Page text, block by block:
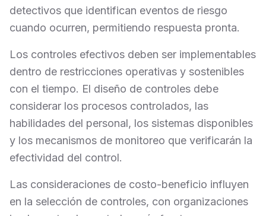
detectivos que identifican eventos de riesgo
cuando ocurren, permitiendo respuesta pronta.
Los controles efectivos deben ser implementables
dentro de restricciones operativas y sostenibles
con el tiempo. El diseño de controles debe
considerar los procesos controlados, las
habilidades del personal, los sistemas disponibles
y los mecanismos de monitoreo que verificarán la
efectividad del control.
Las consideraciones de costo-beneficio influyen
en la selección de controles, con organizaciones